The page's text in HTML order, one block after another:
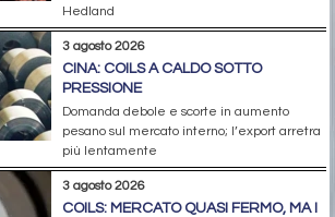
Hedland
3 agosto 2026
CINA: COILS A CALDO SOTTO
PRESSIONE
Domanda debole e scorte in aumento
pesano sul mercato interno; l’export arretra
più lentamente
3 agosto 2026
COILS: MERCATO QUASI FERMO, MA I